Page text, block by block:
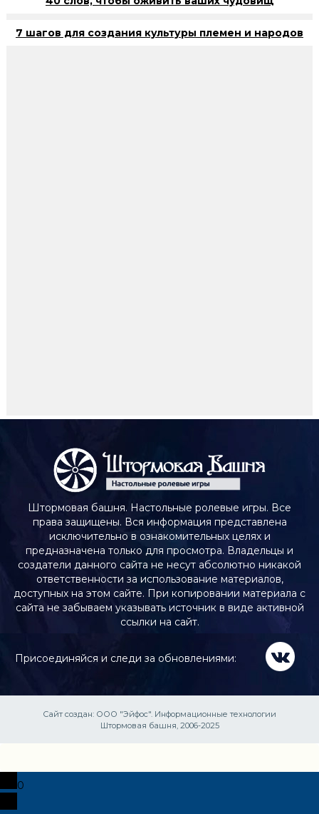
7 шагов для создания культуры племен и народов
Штормовая башня. Настольные ролевые игры. Все
права защищены. Вся информация представлена
исключительно в ознакомительных целях и
предназначена только для просмотра. Владельцы и
создатели данного сайта не несут абсолютно никакой
ответственности за использование материалов,
доступных на этом сайте. При копировании материала с
сайта не забываем указывать источник в виде активной
ссылки на сайт.
Присоединяйся и следи за обновлениями:
Сайт создан: ООО "Эйфос". Информационные технологии
Штормовая башня, 2006-2025
0